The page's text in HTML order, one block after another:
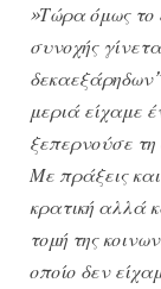
»Τώρα όμως το
συνοχής
μεριά είχαμε
ξεπερνούσε
Με πράξεις
κρατική αλλά
τομή της
οποίο δεν